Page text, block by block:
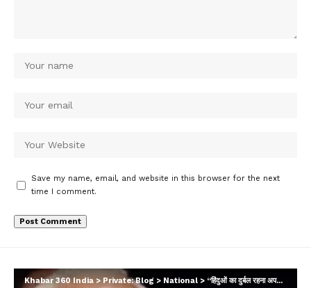
Save my name, email, and website in this browser for the next
time I comment.
Khabar 360 India>Private: Blog > National > “हिंदुओं का दुर्बल रहना अपराध है”: दशहरे पर RSS प्रमुख ने सरकार को महत्वपूर्ण संदेश दिया, बांग्लादेश पर भी कड़ी टिप्पणियाँ कीं…